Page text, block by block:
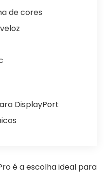
de cores
DisplayPort
é a escolha ideal para